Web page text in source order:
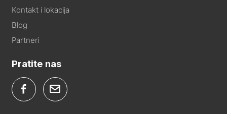
Kontakt i lokacija
Blog
Partneri
Pratite nas